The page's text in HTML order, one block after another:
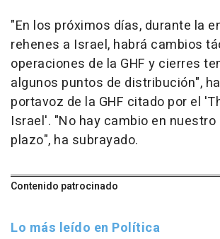
"En los próximos días, durante la
rehenes a Israel, habrá cambios
operaciones de la GHF y cierres
algunos puntos de distribución",
portavoz de la GHF citado por el
Israel'. "No hay cambio en nuestro
plazo", ha subrayado.
Contenido patrocinado
Lo más leído en Política